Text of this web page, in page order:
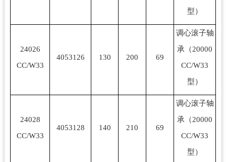
型）
24026
CC/W33
4053126 130 200 69
调心滚子轴
承（20000
CC/W33
型）
24028
CC/W33
4053128 140 210 69
调心滚子轴
承（20000
CC/W33
型）